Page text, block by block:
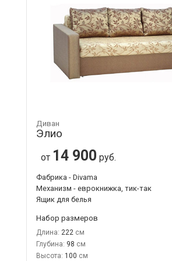
Диван
Элио
от 14 900 руб.
Фабрика - Divama
Механизм - еврокнижка, тик-так
Ящик для белья
Набор размеров
Длина: 222
Глубина: 98
Высота: 100